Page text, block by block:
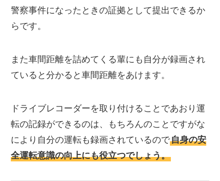
警察事件になったときの証拠として提出できるか
らです。
また車間距離を詰めてくる輩にも自分が録画され
ていると分かると車間距離をあけます。
ドライブレコーダーを取り付けることであおり運
転の記録ができるのは、もちろんのことですがな
により自分の運転も録画されているので自身の安
全運転意識の向上にも役立つでしょう。